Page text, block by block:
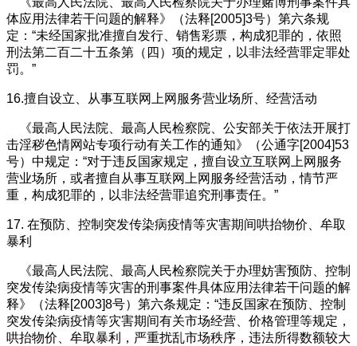
体应用法律若干问题的解释》（法释[2005]3号）第六条规
定：“未经国家批准擅自发行、销售彩票，构成犯罪的，依照
刑法第二百二十五条第（四）项的规定，以非法经营罪定罪处
罚。”
16.擅自设立、从事互联网上网服务营业场所、经营活动
《最高人民法院、最高人民检察院、公安部关于依法开展打
击淫秽色情网站专项行动有关工作的通知》（公通字[2004]53
号）中规定：“对于违反国家规定，擅自设立互联网上网服务
营业场所，或者擅自从事互联网上网服务经营活动，情节严
重，构成犯罪的，以非法经营罪追究刑事责任。”
17. 在预防、控制突发传染病疫情等灾害期间哄抬物价、牟取
暴利
《最高人民法院、最高人民检察院关于办理妨害预防、控制
突发传染病疫情等灾害的刑事案件具体应用法律若干问题的解
释》（法释[2003]8号）第六条规定：“违反国家在预防、控制
突发传染病疫情等灾害期间有关市场经营、价格管理等规定，
哄抬物价、牟取暴利，严重扰乱市场秩序，违法所得数额较大